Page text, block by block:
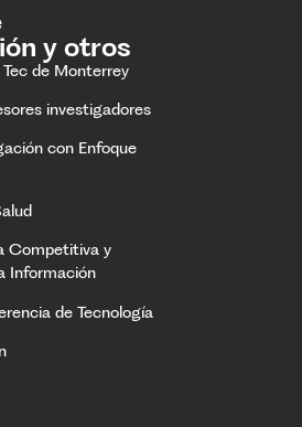
y otros
de Monterrey
investigadores
con Enfoque
Competitiva y
Información
de Tecnología